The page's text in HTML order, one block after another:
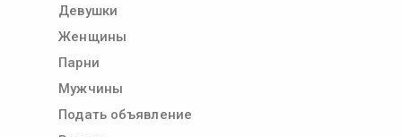
Девушки
Женщины
Парни
Мужчины
Подать объявление